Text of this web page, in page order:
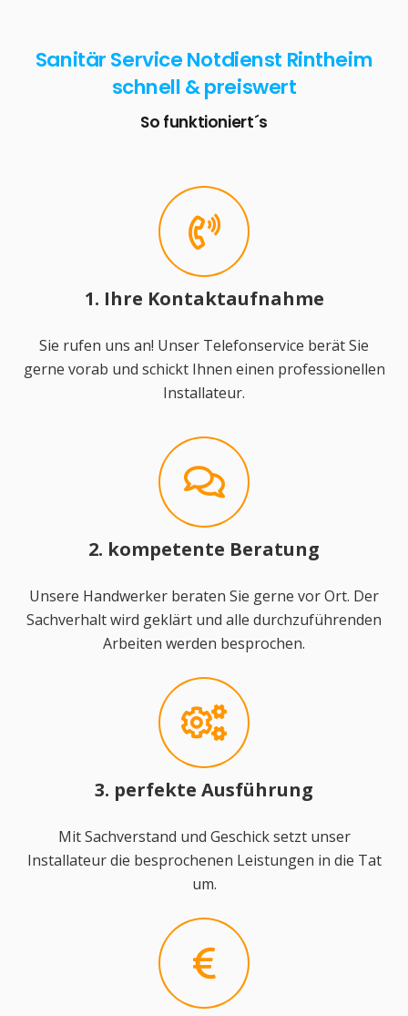
Sanitär Service Notdienst Rintheim
schnell & preiswert
So funktioniert´s
1. Ihre Kontaktaufnahme
Sie rufen uns an! Unser Telefonservice berät Sie
gerne vorab und schickt Ihnen einen professionellen
Installateur.
2. kompetente Beratung
Unsere Handwerker beraten Sie gerne vor Ort. Der
Sachverhalt wird geklärt und alle durchzuführenden
Arbeiten werden besprochen.
3. perfekte Ausführung
Mit Sachverstand und Geschick setzt unser
Installateur die besprochenen Leistungen in die Tat
um.